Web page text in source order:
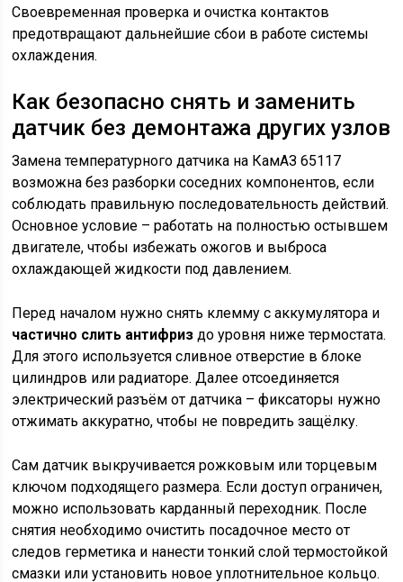
Своевременная проверка и очистка контактов
предотвращают дальнейшие сбои в работе системы
охлаждения.
Как безопасно снять и заменить
датчик без демонтажа других узлов
Замена температурного датчика на КамАЗ 65117
возможна без разборки соседних компонентов, если
соблюдать правильную последовательность действий.
Основное условие – работать на полностью остывшем
двигателе, чтобы избежать ожогов и выброса
охлаждающей жидкости под давлением.
Перед началом нужно снять клемму с аккумулятора и
частично слить антифриз до уровня ниже термостата.
Для этого используется сливное отверстие в блоке
цилиндров или радиаторе. Далее отсоединяется
электрический разъём от датчика – фиксаторы нужно
отжимать аккуратно, чтобы не повредить защёлку.
Сам датчик выкручивается рожковым или торцевым
ключом подходящего размера. Если доступ ограничен,
можно использовать карданный переходник. После
снятия необходимо очистить посадочное место от
следов герметика и нанести тонкий слой термостойкой
смазки или установить новое уплотнительное кольцо.